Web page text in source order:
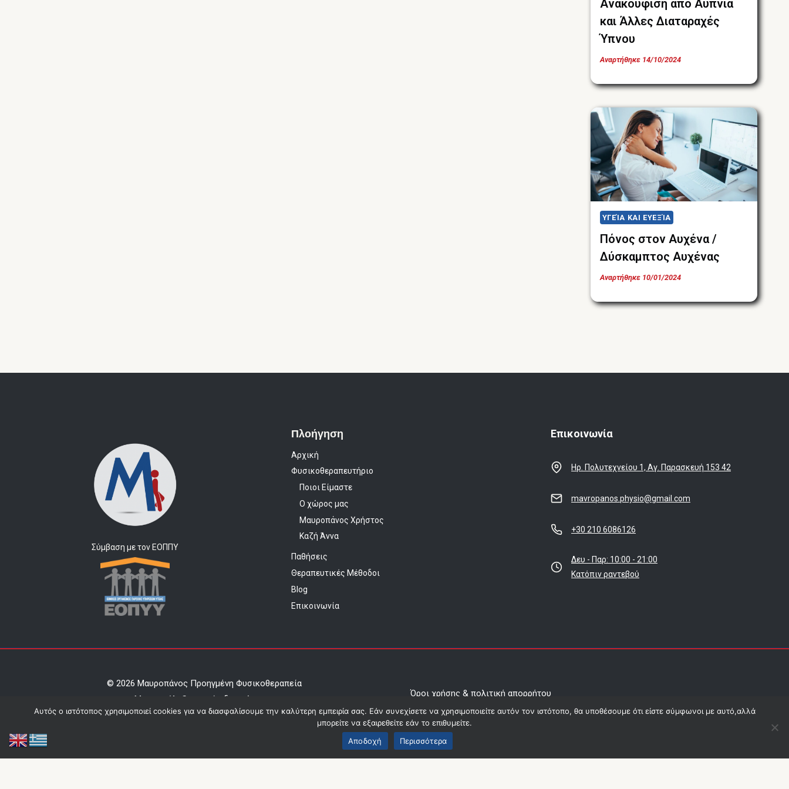
Ανακούφιση από Αϋπνία
και Άλλες Διαταραχές
Ύπνου
Αναρτήθηκε 14/10/2024
ΥΓΕΊΑ ΚΑΙ ΕΥΕΞΊΑ
Πόνος στον Αυχένα /
Δύσκαμπτος Αυχένας
Αναρτήθηκε 10/01/2024
Σύμβαση με τον ΕΟΠΠΥ
Πλοήγηση
Αρχική
Φυσικοθεραπευτήριο
Ποιοι Είμαστε
Ο χώρος μας
Μαυροπάνος Χρήστος
Καζή Άννα
Παθήσεις
Θεραπευτικές Μέθοδοι
Blog
Επικοινωνία
Επικοινωνία
Ηρ. Πολυτεχνείου 1, Αγ. Παρασκευή 153 42
mavropanos.physio@gmail.com
+30 210 6086126
Δευ - Παρ: 10:00 - 21:00
Κατόπιν ραντεβού
© 2026 Μαυροπάνος Προηγμένη Φυσικοθεραπεία
Mε επιφύλαξη παντός δικαιώματος
Όροι χρήσης & πολιτική απορρήτου
Οικονομικά Στοιχεία
Αυτός ο ιστότοπος χρησιμοποιεί cookies για να διασφαλίσουμε την καλύτερη εμπειρία σας. Εάν συνεχίσετε να χρησιμοποιείτε αυτόν τον ιστότοπο, θα υποθέσουμε ότι είστε σύμφωνοι με αυτό,αλλά
μπορείτε να εξαιρεθείτε εάν το επιθυμείτε.
Αποδοχή
Περισσότερα